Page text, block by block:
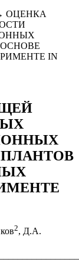
ОЦЕНКА
IN
2, Д.А.